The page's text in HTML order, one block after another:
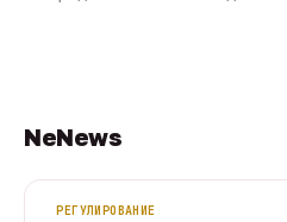
NeNews
РЕГУЛИРОВАНИЕ